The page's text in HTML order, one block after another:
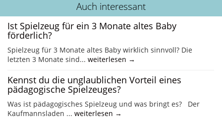
Auch interessant
Ist Spielzeug für ein 3 Monate altes Baby
förderlich?
Spielzeug für 3 Monate altes Baby wirklich sinnvoll? Die
letzten 3 Monate sind... weiterlesen →
Kennst du die unglaublichen Vorteil eines
pädagogische Spielzeuges?
Was ist pädagogisches Spielzeug und was bringt es? Der
Kaufmannsladen ... weiterlesen →